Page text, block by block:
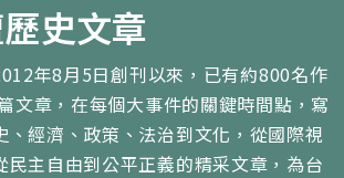
史文章
年8月5日創刊以來，已有約800名作
文章，在每個大事件的關鍵時間點，寫
、經濟、政策、法治到文化，從國際視
民主自由到公平正義的精采文章，為台